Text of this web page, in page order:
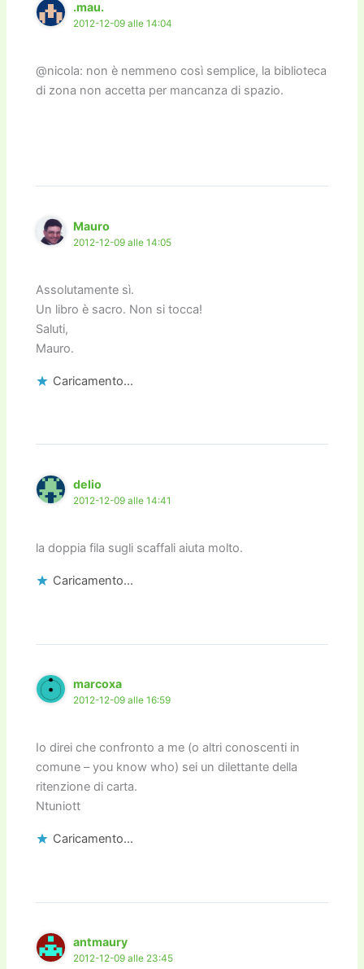
.mau.
2012-12-09 alle 14:04
@nicola: non è nemmeno così semplice, la biblioteca
di zona non accetta per mancanza di spazio.
Mauro
2012-12-09 alle 14:05
Assolutamente sì.
Un libro è sacro. Non si tocca!
Saluti,
Mauro.
Caricamento...
delio
2012-12-09 alle 14:41
la doppia fila sugli scaffali aiuta molto.
Caricamento...
marcoxa
2012-12-09 alle 16:59
Io direi che confronto a me (o altri conoscenti in
comune – you know who) sei un dilettante della
ritenzione di carta.
Ntuniott
Caricamento...
antmaury
2012-12-09 alle 23:45